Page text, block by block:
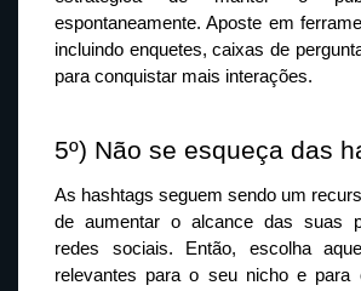
espontaneamente. Aposte em
incluindo enquetes, caixas de
para conquistar mais interações.
5º) Não se esqueça das
As hashtags seguem sendo um
de aumentar o alcance das suas
redes sociais. Então, escolha
relevantes para o seu nicho e para